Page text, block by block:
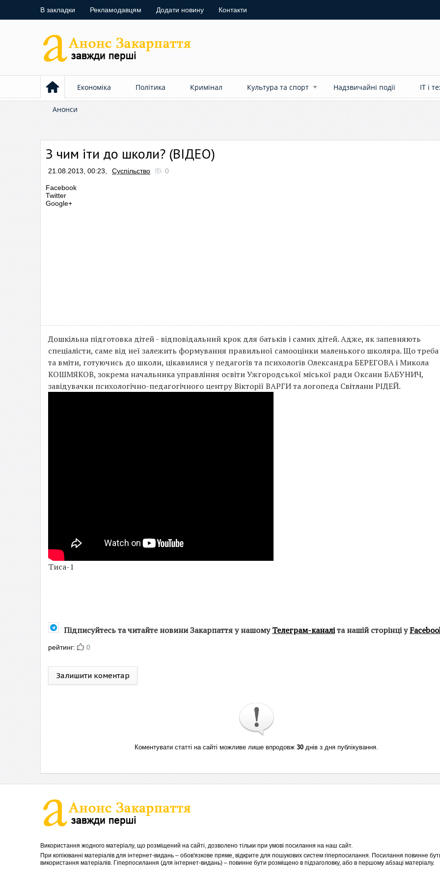
В закладки Рекламодавцям Додати новину Контакти
Економіка Політика Кримінал Культура та спорт Надзвичайні події ІТ і
Анонси
З чим іти до школи? (ВІДЕО)
21.08.2013, 00:23, Суспільство 0
Facebook
Twitter
Google+
Дошкільна підготовка дітей - відповідальний крок для батьків і самих дітей. Адже, як запевняють
спеціалісти, саме від неї залежить формування правильної самооцінки маленького школяра. Що треба
та вміти, готуючись до школи, цікавилися у педагогів та психологів Олександра БЕРЕГОВА і Микола
КОШМЯКОВ, зокрема начальника управління освіти Ужгородської міської ради Оксани БАБУНИЧ,
завідувачки психологічно-педагогічного центру Вікторії ВАРГИ та логопеда Світлани РІДЕЙ.
Тиса-1
Підписуйтесь та читайте новини Закарпаття у нашомуТелеграм-каналіта нашій сторінці у
рейтинг: 0
Залишити коментар
Коментувати статті на сайті можливе лише впродовж 30 днів з дня публікування.
Використання жодного матеріалу, що розміщений на сайті, дозволено тільки при умові посилання на наш сайт.
При копіюванні матеріалів для інтернет-видань – обов'язкове пряме, відкрите для пошукових систем гіперпосилання. Посилання повинне
використання матеріалів. Гіперпосилання (для інтернет-видань) – повинне бути розміщено в підзаголовку, або в першому абзаці матеріалу.